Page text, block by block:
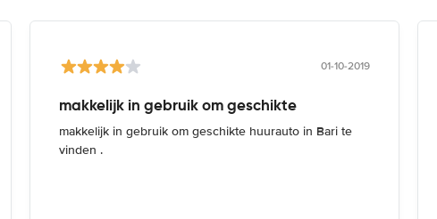
01-10-2019
makkelijk in gebruik om geschikte
makkelijk in gebruik om geschikte huurauto in Bari te
vinden .